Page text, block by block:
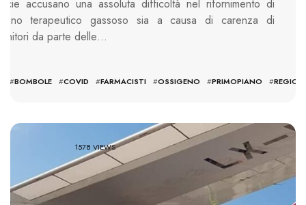
accusano una assoluta difficoltà nel rifornimento di
terapeutico gassoso sia a causa di carenza di
da parte delle…
#BOMBOLE #COVID #FARMACISTI #OSSIGENO #PRIMOPIANO #
1578 VIEWS